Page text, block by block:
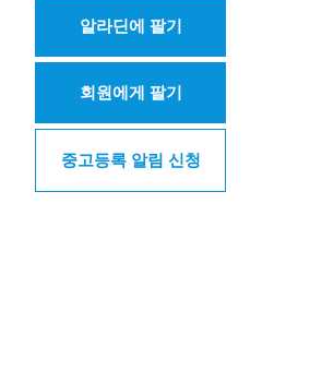
알라딘에 팔기
회원에게 팔기
중고등록 알림 신청